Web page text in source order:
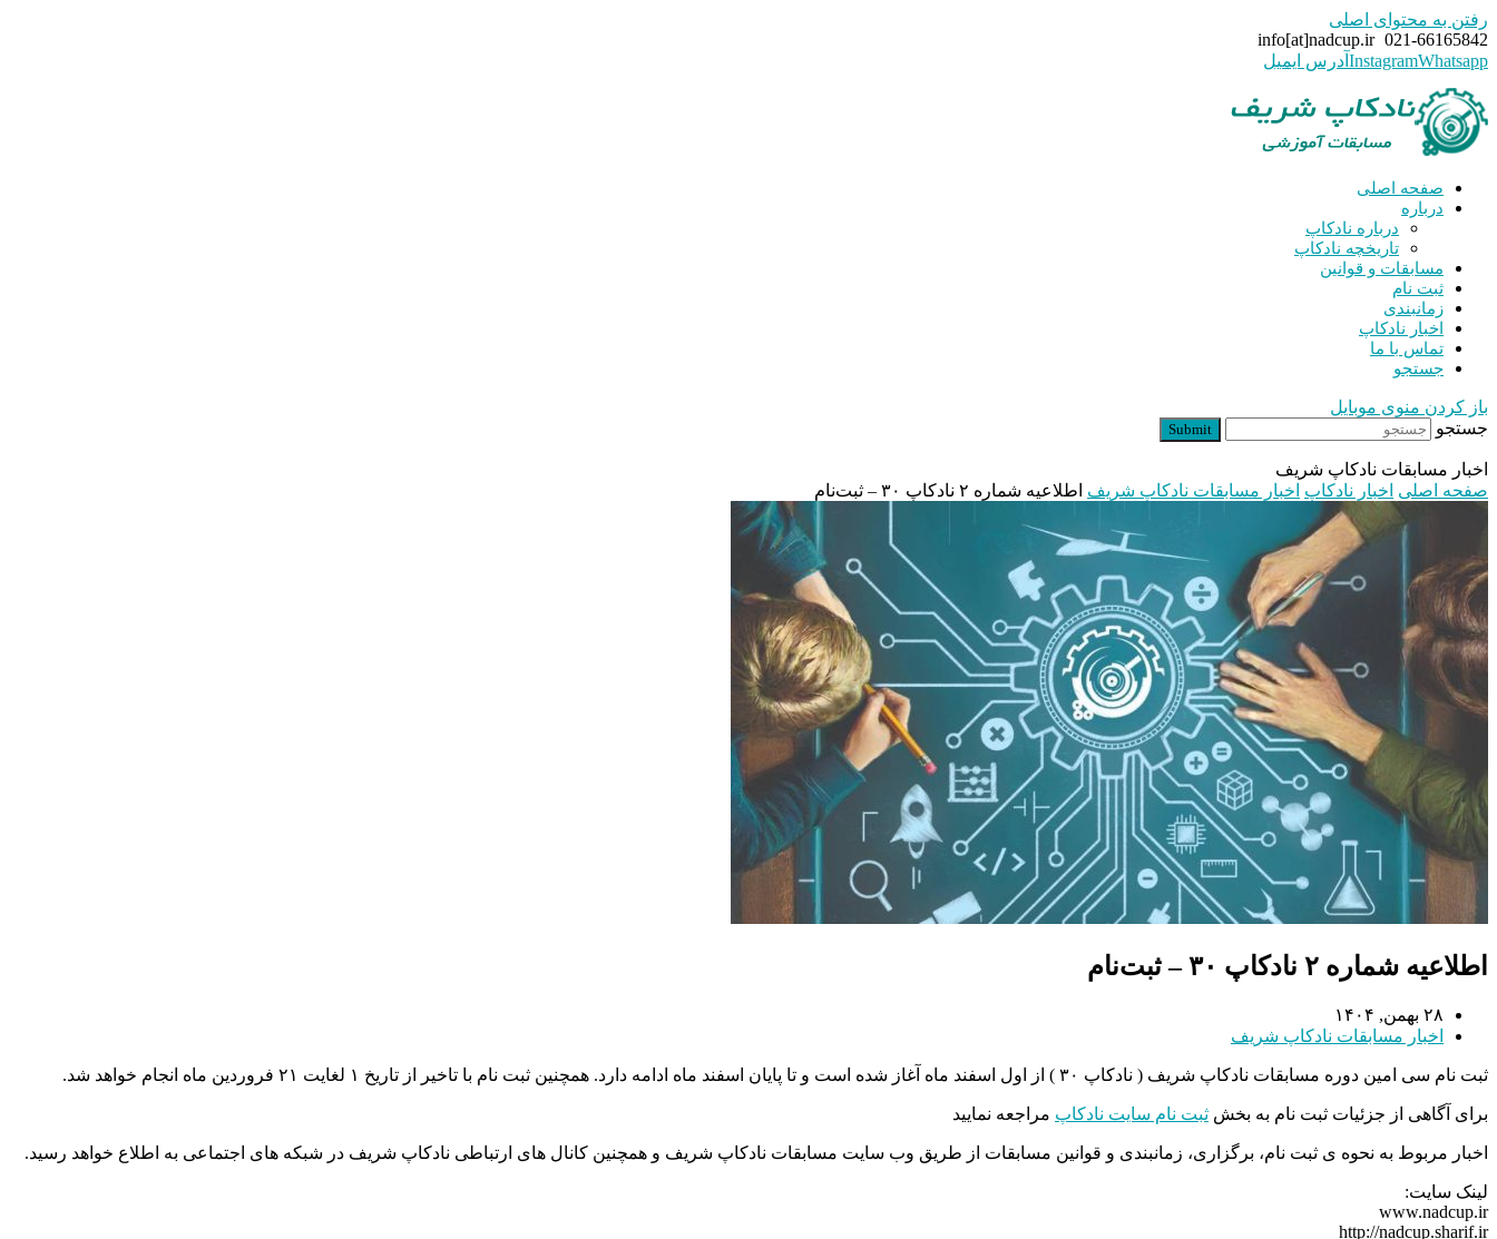
رفتن به محتوای اصلی
021-66165842
info[at]nadcup.ir
InstagramWhatsapp آدرس ایمیل
صفحه اصلی
درباره
درباره نادکاپ
تاریخچه نادکاپ
مسابقات و قوانین
ثبت نام
زمانبندی
اخبار نادکاپ
تماس با ما
جستجو
باز کردن منوی موبایل
جستجو
Submit
اخبار مسابقات نادکاپ شریف
صفحه اصلی اخبار نادکاپ اخبار مسابقات نادکاپ شریف اطلاعیه شماره ۲ نادکاپ ۳۰ – ثبت‌نام
اطلاعیه شماره ۲ نادکاپ ۳۰ – ثبت‌نام
۲۸ بهمن, ۱۴۰۴
اخبار مسابقات نادکاپ شریف
ثبت نام سی امین دوره مسابقات نادکاپ شریف ( نادکاپ ۳۰ ) از اول اسفند ماه آغاز شده است و تا پایان اسفند ماه ادامه دارد. همچنین ثبت نام با تاخیر از تاریخ ۱ لغایت ۲۱ فروردین ماه انجام خواهد شد.
برای آگاهی از جزئیات ثبت نام به بخش ثبت نام سایت نادکاپ مراجعه نمایید
اخبار مربوط به نحوه ی ثبت نام، برگزاری، زمانبندی و قوانین مسابقات از طریق وب سایت مسابقات نادکاپ شریف و همچنین کانال های ارتباطی نادکاپ شریف در شبکه های اجتماعی به اطلاع خواهد رسید.
لینک سایت:
www.nadcup.ir
http://nadcup.sharif.ir